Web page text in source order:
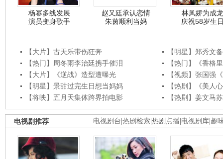
杨幂多线发展
演员变身歌手
赵又廷承认恋情
朱茵顺利当妈
林凤娇为成龙
庆祝58岁生
【大片】古天乐带伤狂奔
【明星】郑秀文
【热门】周冬雨李治廷携手催泪
【热门】《香格
【大片】《逆战》造型遭曝光
【视频】张国强
【明星】景甜过完生日想当妈妈
【热剧】《美人
【将映】五月天集体跨界拍电影
【热剧】姜文马
电视剧台 热剧检索 热剧点播 电视剧库 趣
电视剧推荐